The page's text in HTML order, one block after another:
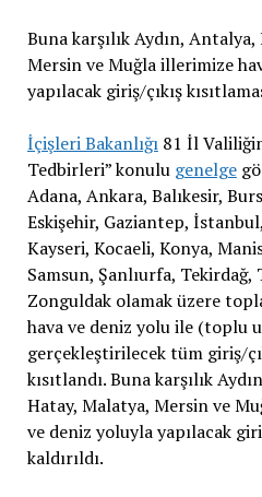
Buna karşılık Aydın,
Mersin ve Muğla illerimize
yapılacak giriş/çıkış
İçişleri Bakanlığı81 İl
Tedbirleri” konulu genelge
Adana, Ankara, Balıkesir,
Eskişehir, Gaziantep,
Kayseri, Kocaeli, Konya,
Samsun, Şanlıurfa, Tekirdağ,
Zonguldak olamak üzere
hava ve deniz yolu ile (toplu
gerçekleştirilecek tüm giriş/
kısıtlandı. Buna karşılık
Hatay, Malatya, Mersin ve
ve deniz yoluyla yapılacak
kaldırıldı.